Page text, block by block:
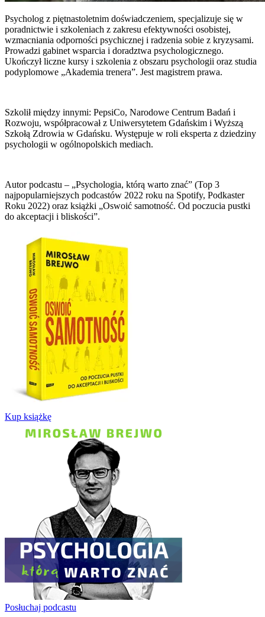
Psycholog z piętnastoletnim doświadczeniem, specjalizuje się w
poradnictwie i szkoleniach z zakresu efektywności osobistej,
wzmacniania odporności psychicznej i radzenia sobie z kryzysami.
Prowadzi gabinet wsparcia i doradztwa psychologicznego.
Ukończył liczne kursy i szkolenia z obszaru psychologii oraz studia
podyplomowe „Akademia trenera”. Jest magistrem prawa.
Szkolił między innymi: PepsiCo, Narodowe Centrum Badań i
Rozwoju, współpracował z Uniwersytetem Gdańskim i Wyższą
Szkołą Zdrowia w Gdańsku. Występuje w roli eksperta z dziedziny
psychologii w ogólnopolskich mediach.
Autor podcastu – „Psychologia, którą warto znać” (Top 3
najpopularniejszych podcastów 2022 roku na Spotify, Podkaster
Roku 2022) oraz książki „Oswoić samotność. Od poczucia pustki
do akceptacji i bliskości”.
Kup książkę
Posłuchaj podcastu